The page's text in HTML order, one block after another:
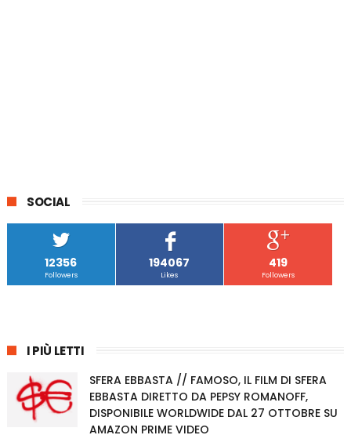
SOCIAL
12356
Followers
194067
Likes
419
Followers
I PIÙ LETTI
SFERA EBBASTA // FAMOSO, IL FILM DI SFERA
EBBASTA DIRETTO DA PEPSY ROMANOFF,
DISPONIBILE WORLDWIDE DAL 27 OTTOBRE SU
AMAZON PRIME VIDEO